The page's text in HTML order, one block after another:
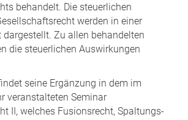
behandelt. Die steuerlichen
werden in einer
dargestellt. Zu allen behandelten
die steuerlichen Auswirkungen
seine Ergänzung in dem im
veranstalteten Seminar
II, welches Fusionsrecht, Spaltungs-